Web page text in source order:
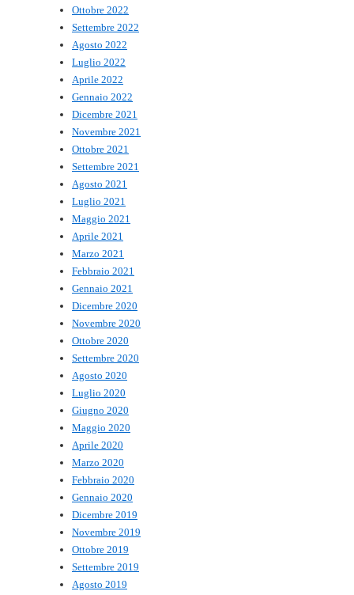
Ottobre 2022
Settembre 2022
Agosto 2022
Luglio 2022
Aprile 2022
Gennaio 2022
Dicembre 2021
Novembre 2021
Ottobre 2021
Settembre 2021
Agosto 2021
Luglio 2021
Maggio 2021
Aprile 2021
Marzo 2021
Febbraio 2021
Gennaio 2021
Dicembre 2020
Novembre 2020
Ottobre 2020
Settembre 2020
Agosto 2020
Luglio 2020
Giugno 2020
Maggio 2020
Aprile 2020
Marzo 2020
Febbraio 2020
Gennaio 2020
Dicembre 2019
Novembre 2019
Ottobre 2019
Settembre 2019
Agosto 2019